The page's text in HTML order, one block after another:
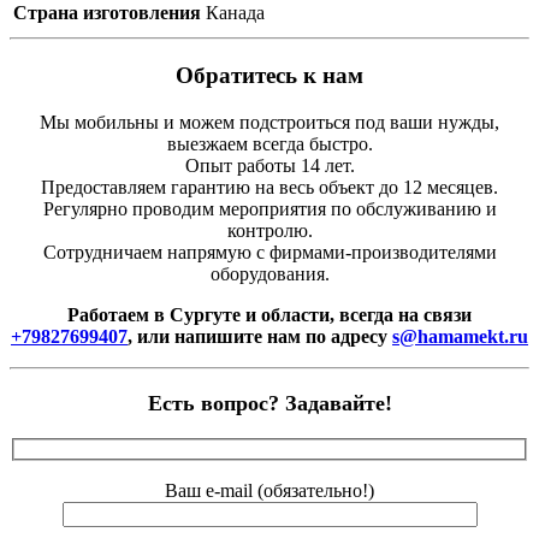
Страна изготовления Канада
Обратитесь к нам
Мы мобильны и можем подстроиться под ваши нужды,
выезжаем всегда быстро.
Опыт работы 14 лет.
Предоставляем гарантию на весь объект до 12 месяцев.
Регулярно проводим мероприятия по обслуживанию и
контролю.
Сотрудничаем напрямую с фирмами-производителями
оборудования.
Работаем в Сургуте и области, всегда на связи
+79827699407, или напишите нам по адресу s@hamamekt.ru
Есть вопрос? Задавайте!
Ваш e-mail (обязательно!)